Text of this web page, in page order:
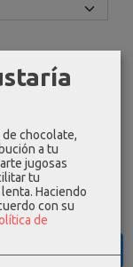
chocolate,
a tu
jugosas
tu
Haciendo
con su
de